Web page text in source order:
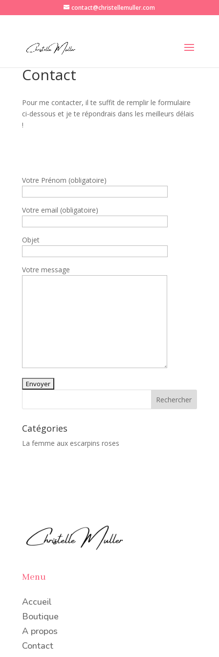
contact@christellemuller.com
Contact
Pour me contacter, il te suffit de remplir le formulaire
ci-dessous et je te répondrais dans les meilleurs délais
!
Votre Prénom (obligatoire)
Votre email (obligatoire)
Objet
Votre message
Catégories
La femme aux escarpins roses
Menu
Accueil
Boutique
A propos
Contact